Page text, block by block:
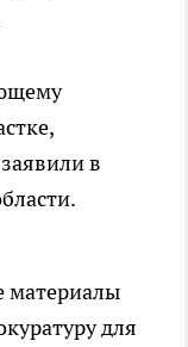
в
материалы
для